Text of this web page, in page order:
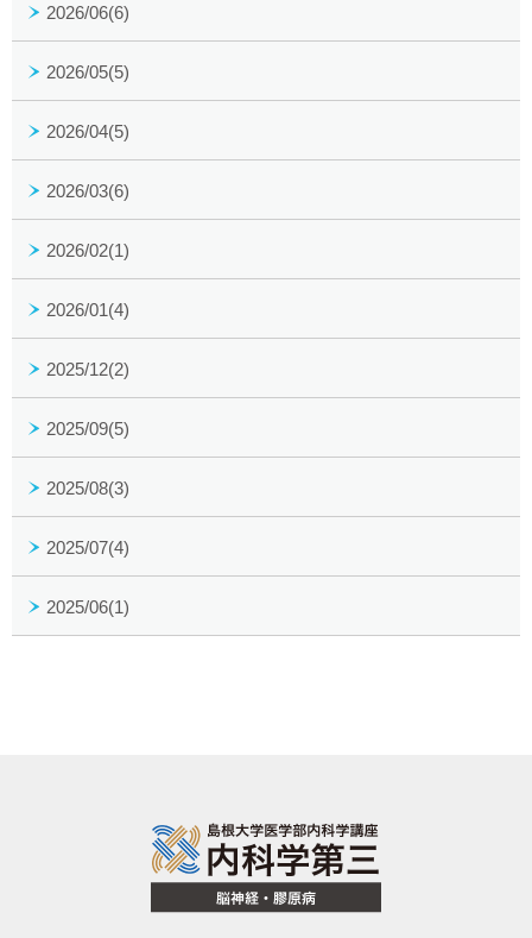
2026/06(6)
2026/05(5)
2026/04(5)
2026/03(6)
2026/02(1)
2026/01(4)
2025/12(2)
2025/09(5)
2025/08(3)
2025/07(4)
2025/06(1)